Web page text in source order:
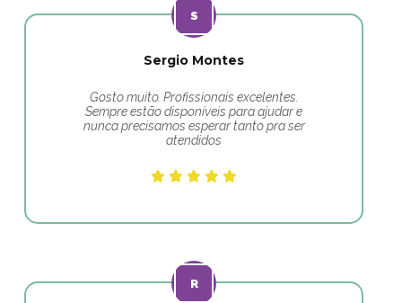
Sergio Montes
Gosto muito. Profissionais excelentes.
Sempre estão disponíveis para ajudar e
nunca precisamos esperar tanto pra ser
atendidos